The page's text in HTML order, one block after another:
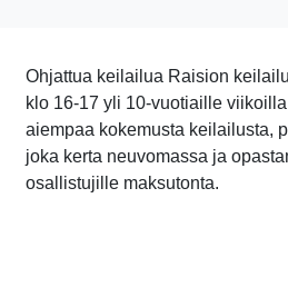
Ohjattua keilailua Raision
klo 16-17 yli 10-vuotiaille
aiempaa kokemusta keilailusta,
joka kerta neuvomassa ja
osallistujille maksutonta.